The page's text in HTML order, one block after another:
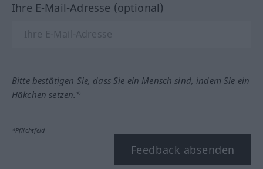
Ihre E-Mail-Adresse (optional)
Bitte bestätigen Sie, dass Sie ein Mensch sind, indem Sie ein
Häkchen setzen.*
*Pflichtfeld
Feedback absenden